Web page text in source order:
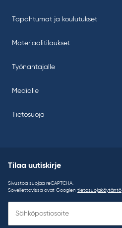
Tapahtumat ja koulutukset
Materiaalitilaukset
Työnantajalle
Medialle
Tietosuoja
Tilaa uutiskirje
Sivustoa suojaa reCAPTCHA.
Sovellettavissa ovat Googlen tietosuojakäytäntö
uutiskirje: